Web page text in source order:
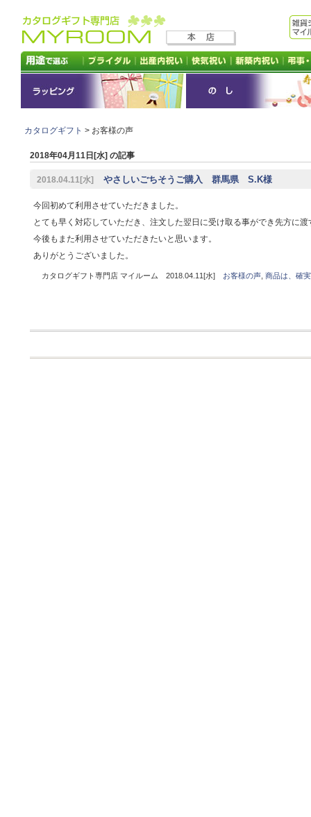
カタログギフト > お客様の声
2018年04月11日[水] の記事
2018.04.11[水] やさしいごちそうご購入 群馬県 S.K様
今回初めて利用させていただきました。
とても早く対応していただき、注文した翌日に受け取る事ができ先方に
今後もまた利用させていただきたいと思います。
ありがとうございました。
カタログギフト専門店 マイルーム 2018.04.11[水] お客様の声, 商品は、確